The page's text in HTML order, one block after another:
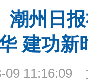
潮州日
建功新
09 11:16:09